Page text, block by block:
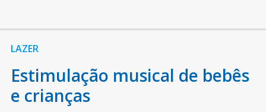
LAZER
Estimulação musical de bebês
e crianças